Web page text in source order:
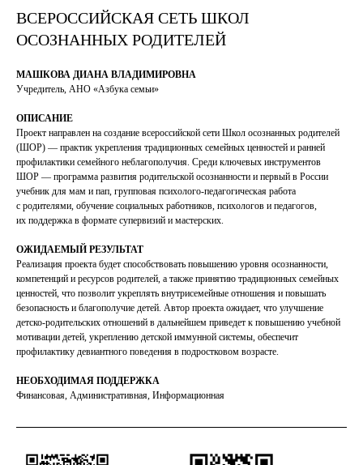
ВСЕРОССИЙСКАЯ СЕТЬ ШКОЛ
ОСОЗНАННЫХ РОДИТЕЛЕЙ
МАШКОВА ДИАНА ВЛАДИМИРОВНА
Учредитель, АНО «Азбука семьи»
ОПИСАНИЕ
Проект направлен на создание всероссийской сети Школ осознанных родителей
(ШОР) — практик укрепления традиционных семейных ценностей и ранней
профилактики семейного неблагополучия. Среди ключевых инструментов
ШОР — программа развития родительской осознанности и первый в России
учебник для мам и пап, групповая психолого-педагогическая работа
с родителями, обучение социальных работников, психологов и педагогов,
их поддержка в формате супервизий и мастерских.
ОЖИДАЕМЫЙ РЕЗУЛЬТАТ
Реализация проекта будет способствовать повышению уровня осознанности,
компетенций и ресурсов родителей, а также принятию традиционных семейных
ценностей, что позволит укреплять внутрисемейные отношения и повышать
безопасность и благополучие детей. Автор проекта ожидает, что улучшение
детско-родительских отношений в дальнейшем приведет к повышению учебной
мотивации детей, укреплению детской иммунной системы, обеспечит
профилактику девиантного поведения в подростковом возрасте.
НЕОБХОДИМАЯ ПОДДЕРЖКА
Финансовая, Административная, Информационная